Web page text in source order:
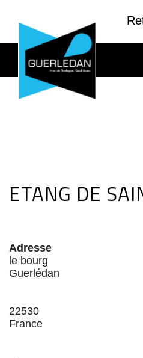
ETANG DE
Adresse
le bourg
Guerlédan
22530
France